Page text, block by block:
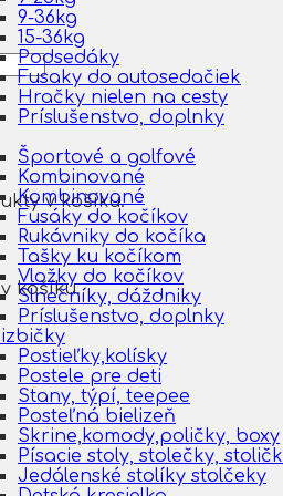
v košíku.
košíku.
9-36kg
15-36kg
Podsedáky
Fusaky do autosedačiek
Hračky nielen na cesty
Príslušenstvo, doplnky
Športové a golfové
Kombinované
Kombinované
Fusáky do kočíkov
Rukávniky do kočíka
Tašky ku kočíkom
Vložky do kočíkov
Slnečníky, dáždniky
Príslušenstvo, doplnky
Postieľky,kolísky
Postele pre deti
Stany, týpí, teepee
Posteľná bielizeň
Skrine,komody,poličky, boxy
Písacie stoly, stolečky,
Jedálenské stolíky stolčeky